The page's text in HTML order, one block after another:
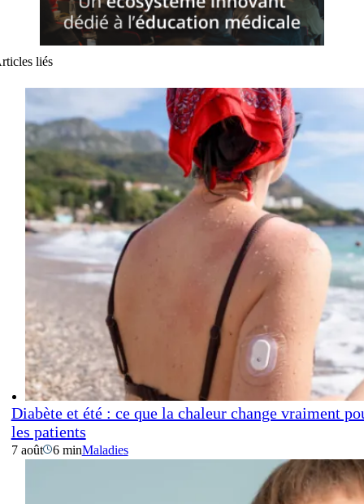
liés
Diabète et été : ce que la chaleur change vraiment
les patients
7 août 6 minMaladies